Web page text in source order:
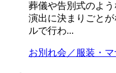
葬儀や告別式のよ
演出に決まりごと
ルで行わ...
お別れ会／服装・マ